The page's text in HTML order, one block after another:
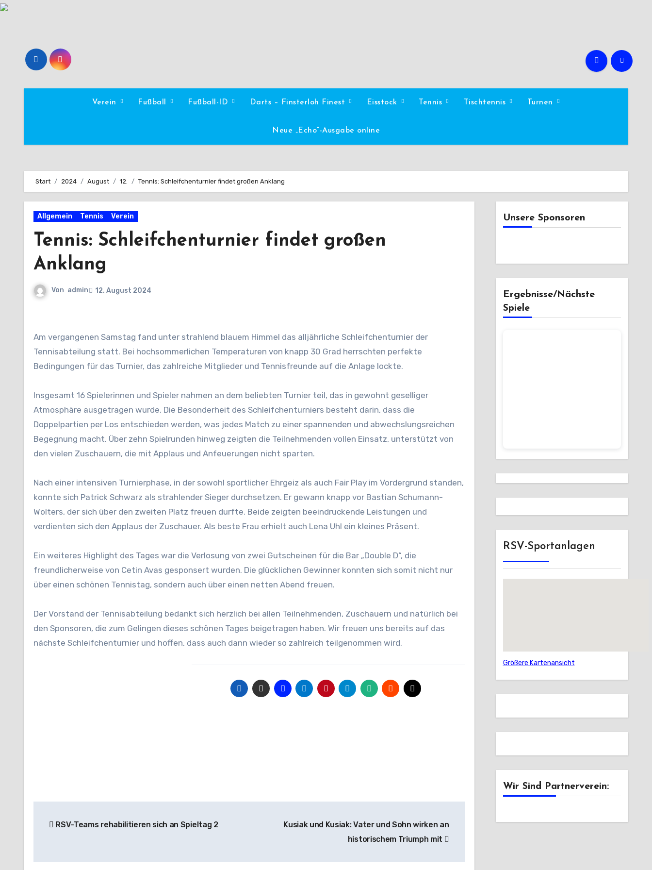
Zum
Verein Fußball Fußball-ID Darts – Finsterloh Finest Eisstock Tennis Tischtennis Turnen
Neue „Echo“-Ausgabe online
Start 2024 August 12. Tennis: Schleifchenturnier findet großen Anklang
Allgemein Tennis Verein
Tennis: Schleifchenturnier findet großen
Anklang
Von admin 12. August 2024
Am vergangenen Samstag fand unter strahlend blauem Himmel das alljährliche Schleifchenturnier der
Tennisabteilung statt. Bei hochsommerlichen Temperaturen von knapp 30 Grad herrschten perfekte
Bedingungen für das Turnier, das zahlreiche Mitglieder und Tennisfreunde auf die Anlage lockte.
Insgesamt 16 Spielerinnen und Spieler nahmen an dem beliebten Turnier teil, das in gewohnt geselliger
Atmosphäre ausgetragen wurde. Die Besonderheit des Schleifchenturniers besteht darin, dass die
Doppelpartien per Los entschieden werden, was jedes Match zu einer spannenden und abwechslungsreichen
Begegnung macht. Über zehn Spielrunden hinweg zeigten die Teilnehmenden vollen Einsatz, unterstützt von
den vielen Zuschauern, die mit Applaus und Anfeuerungen nicht sparten.
Nach einer intensiven Turnierphase, in der sowohl sportlicher Ehrgeiz als auch Fair Play im Vordergrund standen,
konnte sich Patrick Schwarz als strahlender Sieger durchsetzen. Er gewann knapp vor Bastian Schumann-
Wolters, der sich über den zweiten Platz freuen durfte. Beide zeigten beeindruckende Leistungen und
verdienten sich den Applaus der Zuschauer. Als beste Frau erhielt auch Lena Uhl ein kleines Präsent.
Ein weiteres Highlight des Tages war die Verlosung von zwei Gutscheinen für die Bar „Double D“, die
freundlicherweise von Cetin Avas gesponsert wurden. Die glücklichen Gewinner konnten sich somit nicht nur
über einen schönen Tennistag, sondern auch über einen netten Abend freuen.
Der Vorstand der Tennisabteilung bedankt sich herzlich bei allen Teilnehmenden, Zuschauern und natürlich bei
den Sponsoren, die zum Gelingen dieses schönen Tages beigetragen haben. Wir freuen uns bereits auf das
nächste Schleifchenturnier und hoffen, dass auch dann wieder so zahlreich teilgenommen wird.
RSV-Teams rehabilitieren sich an Spieltag 2
Kusiak und Kusiak: Vater und Sohn wirken an
historischem Triumph mit
Unsere Sponsoren
Ergebnisse/Nächste
Spiele
RSV-Sportanlagen
Größere Kartenansicht
Wir Sind Partnerverein: